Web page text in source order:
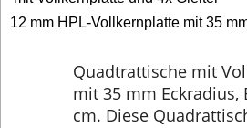
12 mm HPL-Vollkernplatte mit 35
Quadtrattische mit
mit 35 mm Eckradius,
cm. Diese